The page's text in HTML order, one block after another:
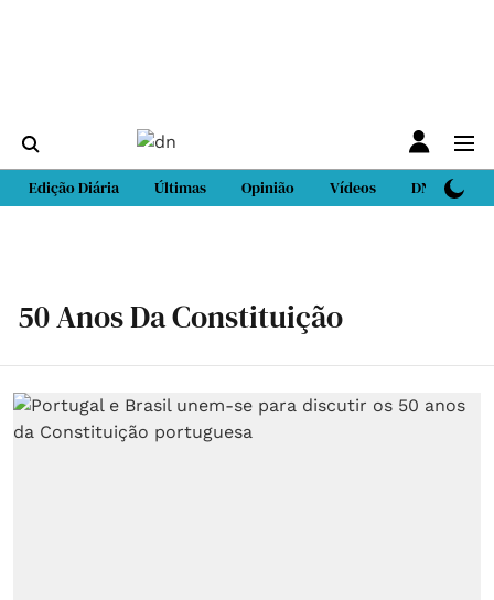
Edição Diária Últimas Opinião Vídeos DN Sport
50 Anos Da Constituição